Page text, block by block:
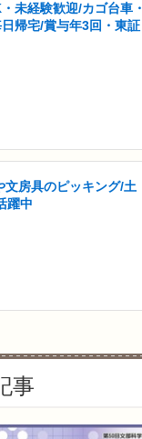
未経験歓迎/カゴ台車・
帰宅/賞与年3回・東証
文房具のピッキング/土
躍中
事